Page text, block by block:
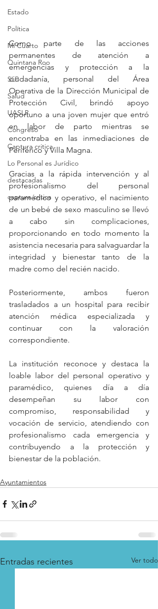
Estado
Política
Mi Cuarto
Quintana Roo
SLP
Salud
UASLP
Congreso
Captura critica
Lo Personal es Jurídico
destacadas
captura critica
Como parte de las acciones
permanentes de atención a
emergencias y protección a la
ciudadanía, personal del Área
Operativa de la Dirección Municipal de
Protección Civil, brindó apoyo
oportuno a una joven mujer que entró
en labor de parto mientras se
encontraba en las inmediaciones de
Periférico y Villa Magna.
Gracias a la rápida intervención y al
profesionalismo del personal
paramédico y operativo, el nacimiento
de un bebé de sexo masculino se llevó
a cabo sin complicaciones,
proporcionando en todo momento la
asistencia necesaria para salvaguardar la
integridad y bienestar tanto de la
madre como del recién nacido.
Posteriormente, ambos fueron
trasladados a un hospital para recibir
atención médica especializada y
continuar con la valoración
correspondiente.
La institución reconoce y destaca la
loable labor del personal operativo y
paramédico, quienes día a día
desempeñan su labor con
compromiso, responsabilidad y
vocación de servicio, atendiendo con
profesionalismo cada emergencia y
contribuyendo a la protección y
bienestar de la población.
Ayuntamientos
Entradas recientes Ver todo